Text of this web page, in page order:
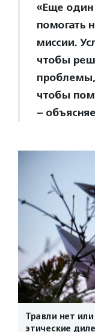
«Еще один
помогать
миссии.
чтобы
проблемы,
чтобы
–
Травли нет
этические